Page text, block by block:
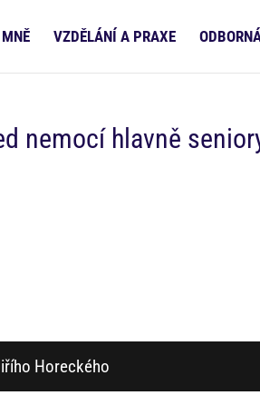
VZDĚLÁNÍ A PRAXE
nemocí hlavně
Horeckého